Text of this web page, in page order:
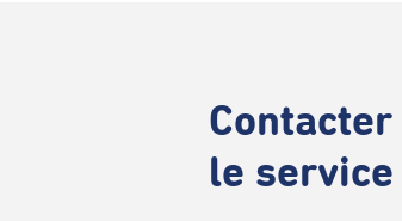
Contacter
le service